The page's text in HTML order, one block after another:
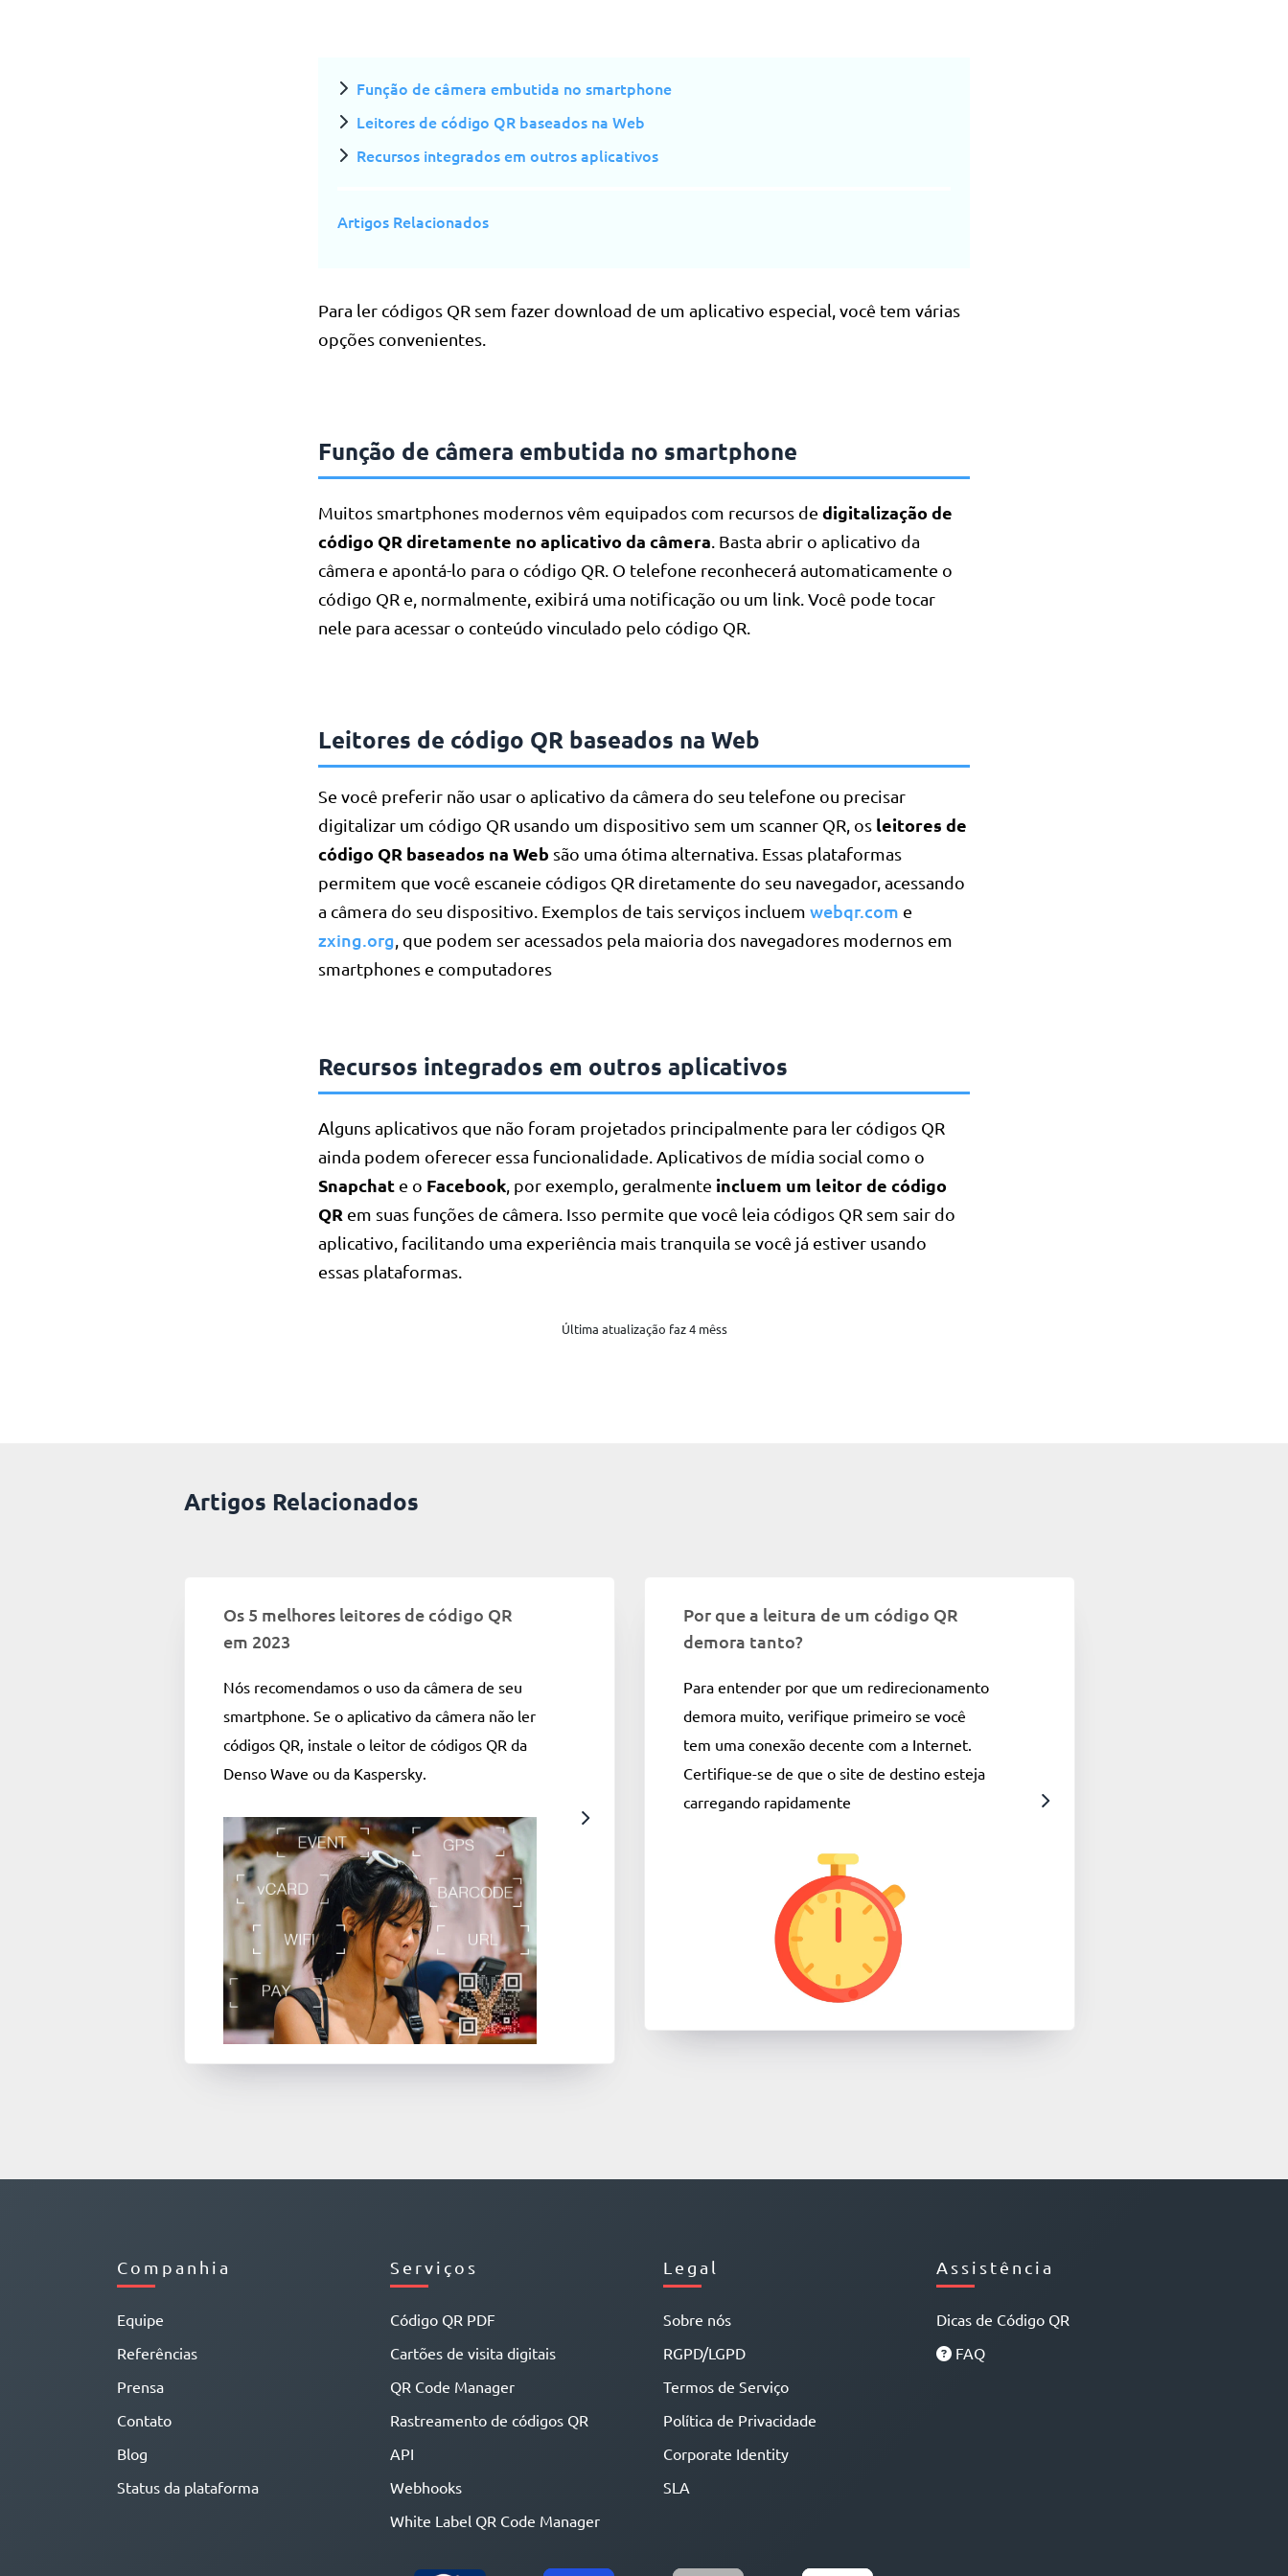
Função de câmera embutida no smartphone
Leitores de código QR baseados na Web
Recursos integrados em outros aplicativos
Artigos Relacionados
Para ler códigos QR sem fazer download de um aplicativo especial, você tem várias
opções convenientes.
Função de câmera embutida no smartphone
Muitos smartphones modernos vêm equipados com recursos de digitalização de
código QR diretamente no aplicativo da câmera . Basta abrir o aplicativo da
câmera e apontá-lo para o código QR. O telefone reconhecerá automaticamente o
código QR e, normalmente, exibirá uma notificação ou um link. Você pode tocar
nele para acessar o conteúdo vinculado pelo código QR.
Leitores de código QR baseados na Web
Se você preferir não usar o aplicativo da câmera do seu telefone ou precisar
digitalizar um código QR usando um dispositivo sem um scanner QR, os leitores de
código QR baseados na Web são uma ótima alternativa. Essas plataformas
permitem que você escaneie códigos QR diretamente do seu navegador, acessando
a câmera do seu dispositivo. Exemplos de tais serviços incluem webqr.com e
zxing.org , que podem ser acessados pela maioria dos navegadores modernos em
smartphones e computadores
Recursos integrados em outros aplicativos
Alguns aplicativos que não foram projetados principalmente para ler códigos QR
ainda podem oferecer essa funcionalidade. Aplicativos de mídia social como o
Snapchat e o Facebook , por exemplo, geralmente incluem um leitor de código
QR em suas funções de câmera. Isso permite que você leia códigos QR sem sair do
aplicativo, facilitando uma experiência mais tranquila se você já estiver usando
essas plataformas.
Última atualização faz 4 mêss
Artigos Relacionados
Os 5 melhores leitores de código QR
em 2023
Nós recomendamos o uso da câmera de seu
smartphone. Se o aplicativo da câmera não ler
códigos QR, instale o leitor de códigos QR da
Denso Wave ou da Kaspersky.
Por que a leitura de um código QR
demora tanto?
Para entender por que um redirecionamento
demora muito, verifique primeiro se você
tem uma conexão decente com a Internet.
Certifique-se de que o site de destino esteja
carregando rapidamente
Companhia
Equipe
Referências
Prensa
Contato
Blog
Status da plataforma
Serviços
Código QR PDF
Cartões de visita digitais
QR Code Manager
Rastreamento de códigos QR
API
Webhooks
White Label QR Code Manager
Legal
Sobre nós
RGPD/LGPD
Termos de Serviço
Política de Privacidade
Corporate Identity
SLA
Assistência
Dicas de Código QR
FAQ